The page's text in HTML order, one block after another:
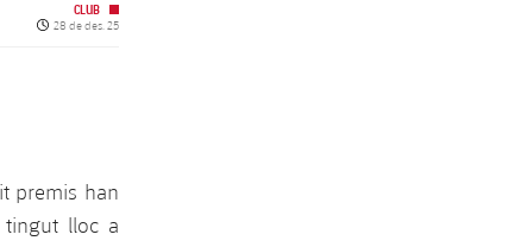
CLUB
Data de publicació
28 de des. 25
premis han
tingut lloc a